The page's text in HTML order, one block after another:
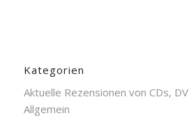
Kategorien
Aktuelle Rezensionen von CDs,
Allgemein